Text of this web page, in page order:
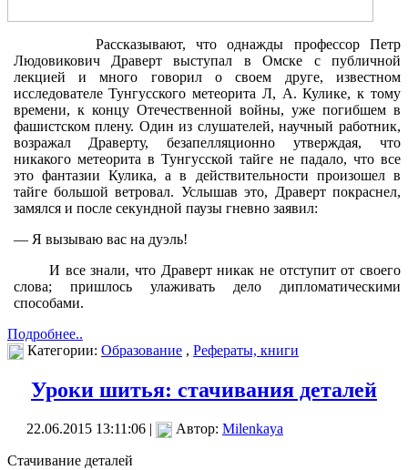
Рассказывают, что однажды профессор Петр
Людовикович Драверт выступал в Ом­ске с публичной
лекцией и много говорил о своем друге, известном
исследователе Тунгусского метеорита Л, А. Кулике, к тому
времени, к концу Отечественной войны, уже погибшем в
фашистском плену. Один из слушателей, научный работник,
возражал Драверту, безапелляционно утверждая, что
никакого метеорита в Тунгусской тайге не падало, что все
это фантазии Кулика, а в дей­ствительности произошел в
тайге большой ветровал. Услышав это, Драверт покраснел,
замялся и после секундной паузы гневно заявил:
— Я вызываю вас на дуэль!
И все знали, что Драверт никак не отступит от своего
слова; пришлось улажи­вать дело дипломатическими
способами.
Подробнее..
Категории: Образование , Рефераты, книги
Уроки шитья: стачивания деталей
22.06.2015 13:11:06 | Автор: Milenkaya
Стачивание деталей